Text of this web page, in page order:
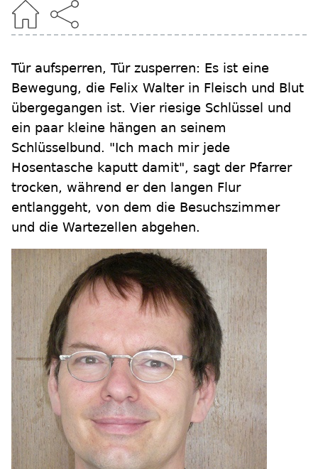
Tür aufsperren, Tür zusperren: Es ist eine
Bewegung, die Felix Walter in Fleisch und Blut
übergegangen ist. Vier riesige Schlüssel und
ein paar kleine hängen an seinem
Schlüsselbund. "Ich mach mir jede
Hosentasche kaputt damit", sagt der Pfarrer
trocken, während er den langen Flur
entlanggeht, von dem die Besuchszimmer
und die Wartezellen abgehen.